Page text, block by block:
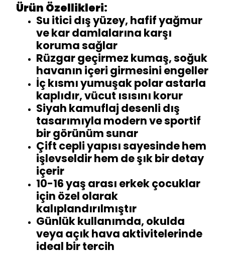
Ürün Özellikleri:
Su itici dış yüzey, hafif yağmur
ve kar damlalarına karşı
koruma sağlar
Rüzgar geçirmez kumaş, soğuk
havanın içeri girmesini engeller
İç kısmı yumuşak polar astarla
kaplıdır, vücut ısısını korur
Siyah kamuflaj desenli dış
tasarımıyla modern ve sportif
bir görünüm sunar
Çift cepli yapısı sayesinde hem
işlevseldir hem de şık bir detay
içerir
10-16 yaş arası erkek çocuklar
için özel olarak
kalıplandırılmıştır
Günlük kullanımda, okulda
veya açık hava aktivitelerinde
ideal bir tercih